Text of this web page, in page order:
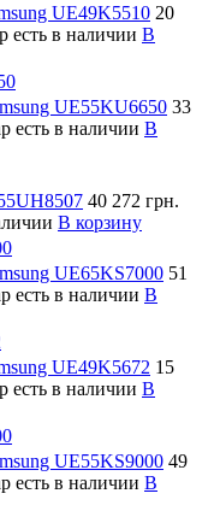
UE49K5510 20
есть в наличии В
UE55KU6650 33
есть в наличии В
40 272 грн.
В корзину
UE65KS7000 51
есть в наличии В
UE49K5672 15
есть в наличии В
UE55KS9000 49
есть в наличии В